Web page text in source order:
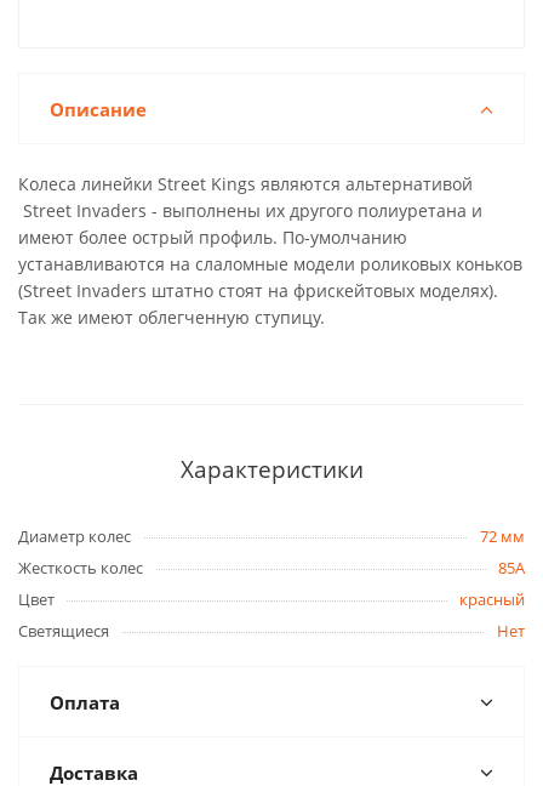
Описание
Колеса линейки Street Kings являются альтернативой
Street Invaders - выполнены их другого полиуретана и
имеют более острый профиль. По-умолчанию
устанавливаются на слаломные модели роликовых коньков
(Street Invaders штатно стоят на фрискейтовых моделях).
Так же имеют облегченную ступицу.
Характеристики
Диаметр колес
72 мм
Жесткость колес
85A
Цвет
красный
Светящиеся
Нет
Оплата
Доставка